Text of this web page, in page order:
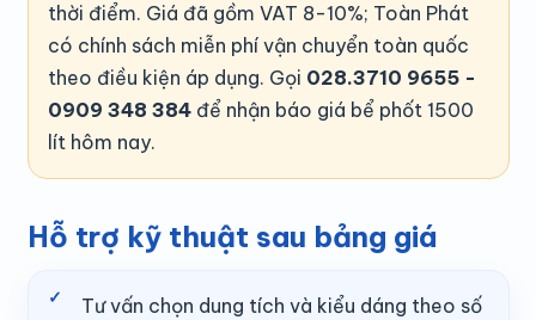
thời điểm. Giá đã gồm VAT 8-10%; Toàn Phát
có chính sách miễn phí vận chuyển toàn quốc
theo điều kiện áp dụng. Gọi 028.3710 9655 -
0909 348 384để nhận báo giá bể phốt 1500
lít hôm nay.
Hỗ trợ kỹ thuật sau bảng giá
Tư vấn chọn dung tích và kiểu dáng theo số